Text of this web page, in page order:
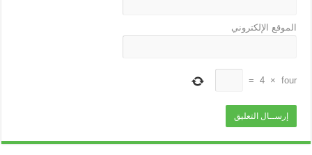
الموقع الإلكتروني
four
×
4
=